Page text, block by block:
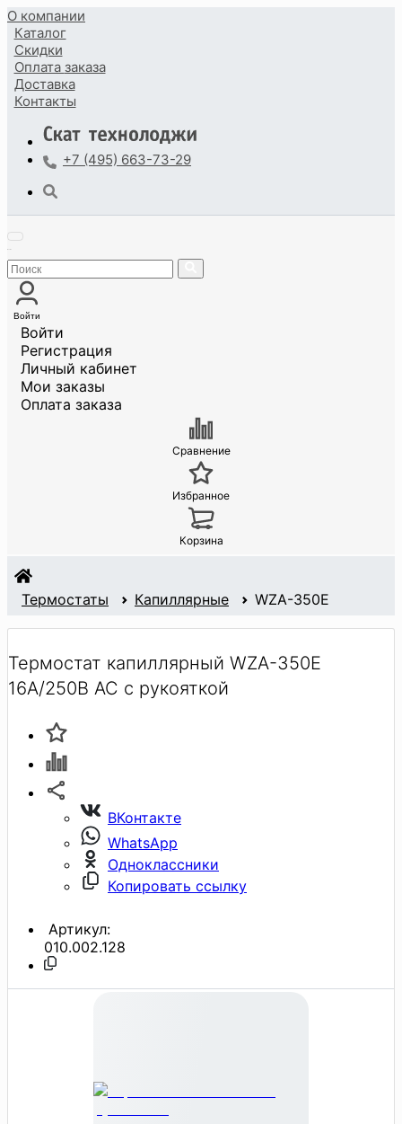
О компании
Каталог
Скидки
Оплата заказа
Доставка
Контакты
+7 (495) 663-73-29
Войти
Войти
Регистрация
Личный кабинет
Мои заказы
Оплата заказа
Сравнение
Избранное
Корзина
Термостаты Капиллярные WZA-350E
Термостат капиллярный WZA-350E
16A/250В АС с рукояткой
ВКонтакте
WhatsApp
Одноклассники
Копировать ссылку
Артикул:
010.002.128